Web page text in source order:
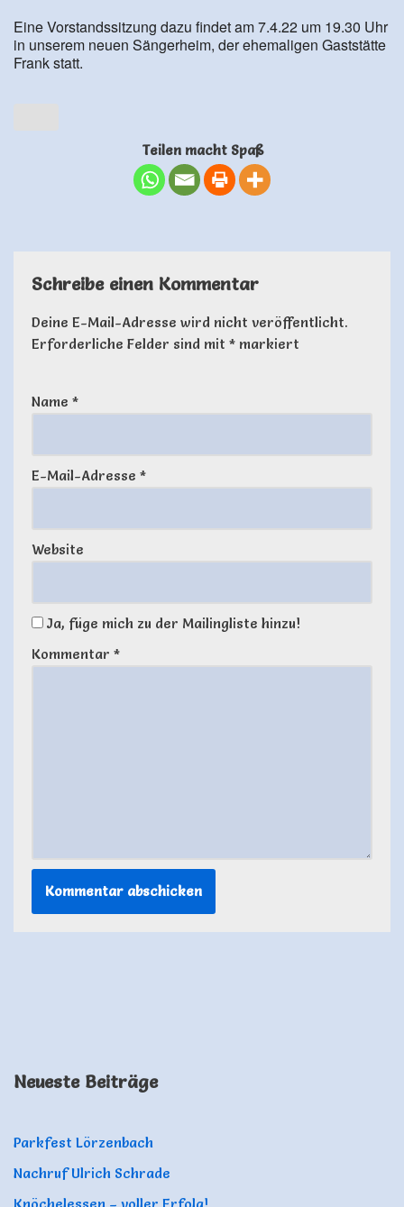
Eine Vorstandssitzung dazu findet am 7.4.22 um 19.30 Uhr
in unserem neuen Sängerheim, der ehemaligen Gaststätte
Frank statt.
Teilen macht Spaß
Schreibe einen Kommentar
Deine E-Mail-Adresse wird nicht veröffentlicht.
Erforderliche Felder sind mit * markiert
Name *
E-Mail-Adresse *
Website
Ja, füge mich zu der Mailingliste hinzu!
Kommentar *
Neueste Beiträge
Parkfest Lörzenbach
Nachruf Ulrich Schrade